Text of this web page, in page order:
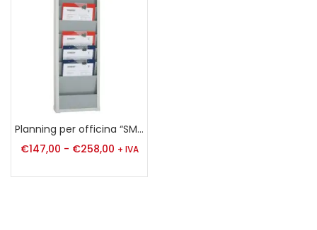
Planning per officina “SMALL” A4
€147,00 - €258,00 + IVA
Remember me